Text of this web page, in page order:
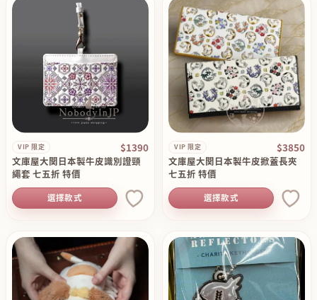
VIP 限定 $1390
文庫屋大関日本製牛皮識別證頸
繩套 七五折 特價
選擇款式
VIP 限定 $3850
文庫屋大関日本製牛皮掀蓋長夾
七五折 特價
選擇款式